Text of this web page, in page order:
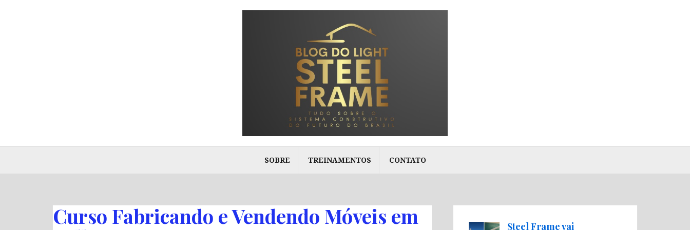
SOBRE TREINAMENTOS CONTATO
Curso Fabricando e Vendendo Móveis em
Steel Frame vai